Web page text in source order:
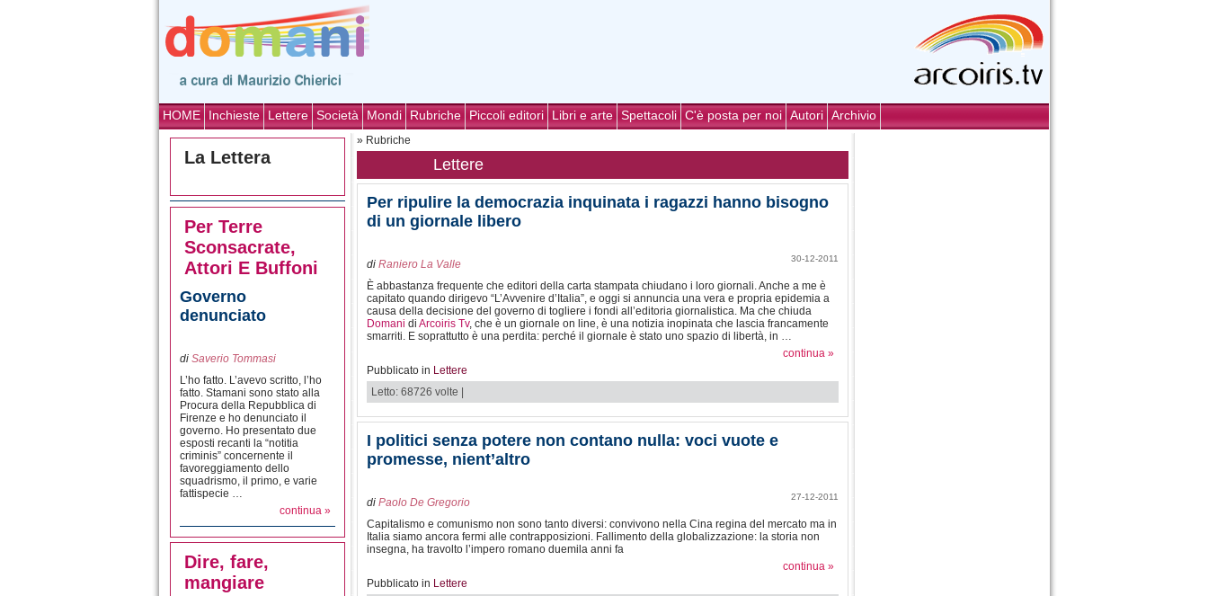
HOME Inchieste Lettere Società Mondi Rubriche Piccoli editori Libri e arte Spettacoli C'è posta per noi Autori Archivio
La Lettera
Per Terre
Sconsacrate,
Attori E Buffoni
Governo
denunciato
di Saverio Tommasi
L’ho fatto. L’avevo scritto, l’ho
fatto. Stamani sono stato alla
Procura della Repubblica di
Firenze e ho denunciato il
governo. Ho presentato due
esposti recanti la “notitia
criminis” concernente il
favoreggiamento dello
squadrismo, il primo, e varie
fattispecie …
continua »
Dire, fare,
mangiare
» Rubriche
Lettere
Per ripulire la democrazia inquinata i ragazzi hanno bisogno
di un giornale libero
30-12-2011
di Raniero La Valle
È abbastanza frequente che editori della carta stampata chiudano i loro giornali. Anche a me è
capitato quando dirigevo “L’Avvenire d’Italia”, e oggi si annuncia una vera e propria epidemia a
causa della decisione del governo di togliere i fondi all’editoria giornalistica. Ma che chiuda
Domani di Arcoiris Tv, che è un giornale on line, è una notizia inopinata che lascia francamente
smarriti. E soprattutto è una perdita: perché il giornale è stato uno spazio di libertà, in …
continua »
Pubblicato in Lettere
Letto: 68726 volte |
I politici senza potere non contano nulla: voci vuote e
promesse, nient’altro
27-12-2011
di Paolo De Gregorio
Capitalismo e comunismo non sono tanto diversi: convivono nella Cina regina del mercato ma in
Italia siamo ancora fermi alle contrapposizioni. Fallimento della globalizzazione: la storia non
insegna, ha travolto l’impero romano duemila anni fa
continua »
Pubblicato in Lettere